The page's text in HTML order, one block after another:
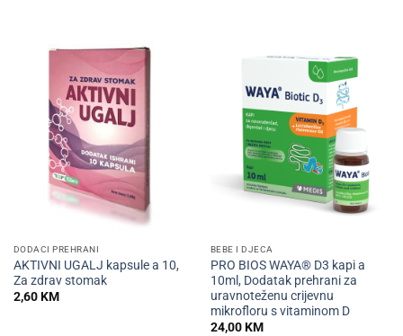
DODACI PREHRANI
AKTIVNI UGALJ kapsule a 10,
Za zdrav stomak
2,60KM
BEBE I DJECA
PRO BIOS WAYA® D3 kapi a
10ml, Dodatak prehrani za
uravnoteženu crijevnu
mikrofloru s vitaminom D
24,00KM